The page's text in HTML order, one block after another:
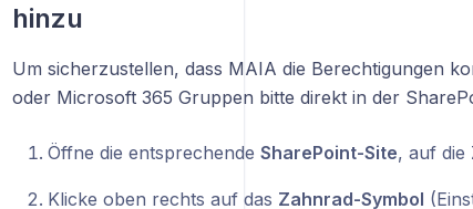
hinzu
Um sicherzustellen, dass MAIA die Berechtigungen
oder Microsoft 365 Gruppen bitte direkt in der
Öffne die entsprechende SharePoint-Site, auf die
Klicke oben rechts auf das Zahnrad-Symbol